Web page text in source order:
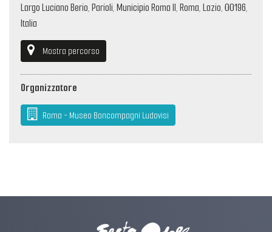
Largo Luciano Berio, Parioli, Municipio Roma II, Roma, Lazio, 00196,
Italia
Mostra percorso
Organizzatore
Roma - Museo Boncompagni Ludovisi